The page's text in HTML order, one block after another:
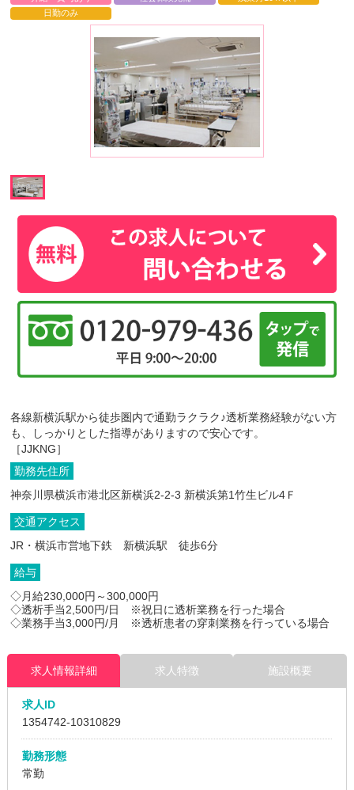
日勤のみ
各線新横浜駅から徒歩圏内で通勤ラクラク♪透析業務経験がない方
も、しっかりとした指導がありますので安心です。
［JJKNG］
勤務先住所
神奈川県横浜市港北区新横浜2-2-3 新横浜第1竹生ビル4Ｆ
交通アクセス
JR・横浜市営地下鉄 新横浜駅 徒歩6分
給与
◇月給230,000円～300,000円
◇透析手当2,500円/日 ※祝日に透析業務を行った場合
◇業務手当3,000円/月 ※透析患者の穿刺業務を行っている場合
求人情報詳細 求人特徴 施設概要
求人ID
1354742-10310829
勤務形態
常勤